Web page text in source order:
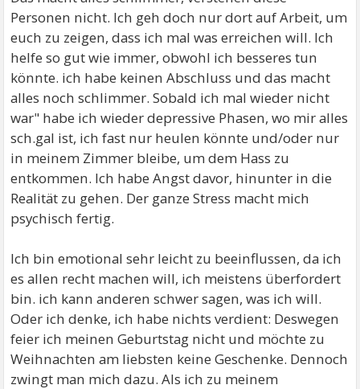
Personen nicht. Ich geh doch nur dort auf Arbeit, um
euch zu zeigen, dass ich mal was erreichen will. Ich
helfe so gut wie immer, obwohl ich besseres tun
könnte. ich habe keinen Abschluss und das macht
alles noch schlimmer. Sobald ich mal wieder nicht
war" habe ich wieder depressive Phasen, wo mir alles
sch.gal ist, ich fast nur heulen könnte und/oder nur
in meinem Zimmer bleibe, um dem Hass zu
entkommen. Ich habe Angst davor, hinunter in die
Realität zu gehen. Der ganze Stress macht mich
psychisch fertig.
Ich bin emotional sehr leicht zu beeinflussen, da ich
es allen recht machen will, ich meistens überfordert
bin. ich kann anderen schwer sagen, was ich will.
Oder ich denke, ich habe nichts verdient: Deswegen
feier ich meinen Geburtstag nicht und möchte zu
Weihnachten am liebsten keine Geschenke. Dennoch
zwingt man mich dazu. Als ich zu meinem